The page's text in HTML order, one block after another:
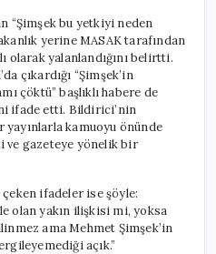
“Şimşek bu yetkiyi neden
yerine MASAK tarafından
olarak yalanlandığını belirtti.
çıkardığı “Şimşek’in
çöktü” başlıklı habere de
ifade etti. Bildirici’nin
yayınlarla kamuoyu önünde
ve gazeteye yönelik bir
ifadeler ise şöyle:
olan yakın ilişkisi mi, yoksa
ama Mehmet Şimşek’in
açık.”